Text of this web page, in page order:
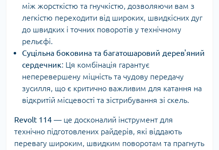
між жорсткістю та гнучкістю, дозволяючи вам з
легкістю переходити від широких, швидкісних дуг
до швидких і точних поворотів у технічному
рельєфі.
Суцільна боковина та багатошаровий дерев'яний
сердечник: Ця комбінація гарантує
неперевершену міцність та чудову передачу
зусилля, що є критично важливим для катання на
відкритій місцевості та зістрибування зі скель.
Revolt 114 — це досконалий інструмент для
технічно підготовлених райдерів, які віддають
перевагу широким, швидким поворотам та прагнуть